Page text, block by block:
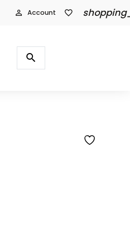
person_outline Account favorite_border
Producten
zoeken
search